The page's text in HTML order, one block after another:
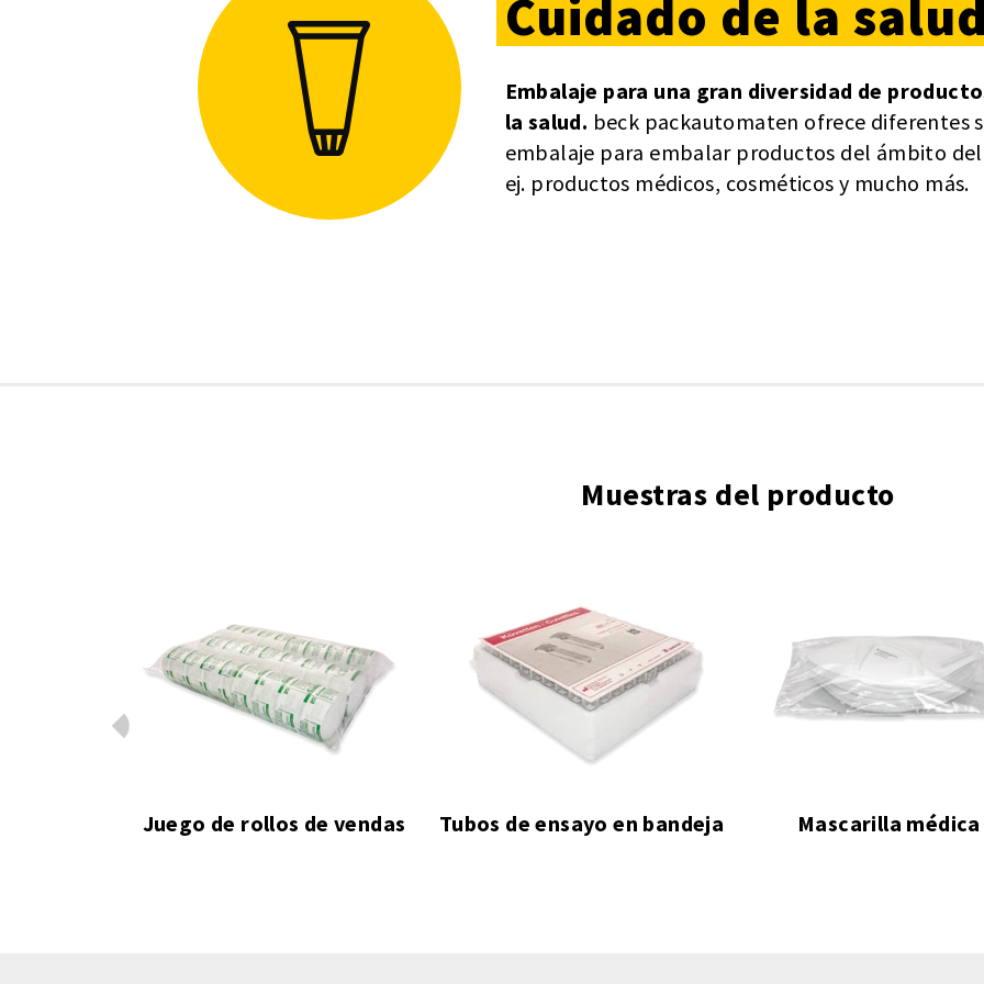
Cuidado de la salud
Embalaje para una gran diversidad de
la salud. beck packautomaten ofrece diferentes
embalaje para embalar productos del ámbito
ej. productos médicos, cosméticos y mucho más.
Muestras del producto
Tubos de ensayo en bandeja Mascarilla médica Botiquín de primeros